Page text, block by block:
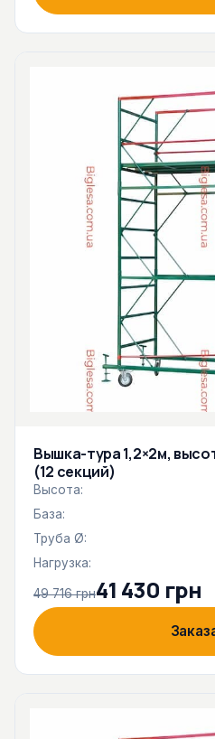
Вышка-тура 1,2×2м,
(12 секций)
Высота:
База:
Труба Ø:
Нагрузка:
49 716 грн41 430 грн